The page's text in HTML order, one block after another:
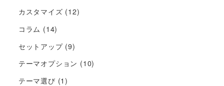
カスタマイズ (12)
コラム (14)
セットアップ(9)
テーマオプション (10)
テーマ選び (1)